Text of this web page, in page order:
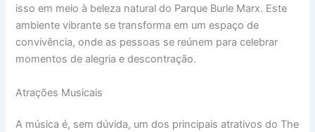
isso em meio à beleza natural do Parque Burle Marx. Este
ambiente vibrante se transforma em um espaço de
convivência, onde as pessoas se reúnem para celebrar
momentos de alegria e descontração.
Atrações Musicais
A música é, sem dúvida, um dos principais atrativos do The